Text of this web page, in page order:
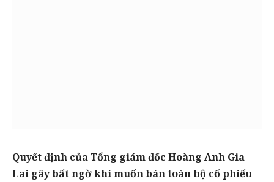
Quyết định của Tổng giám đốc Hoàng Anh Gia
Lai gây bất ngờ khi muốn bán toàn bộ cổ phiếu